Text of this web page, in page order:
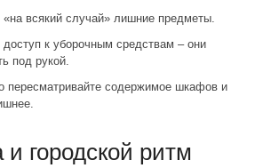
всякий случай» лишние предметы.
доступ к уборочным средствам – они
под рукой.
пересматривайте содержимое шкафов и
и городской ритм